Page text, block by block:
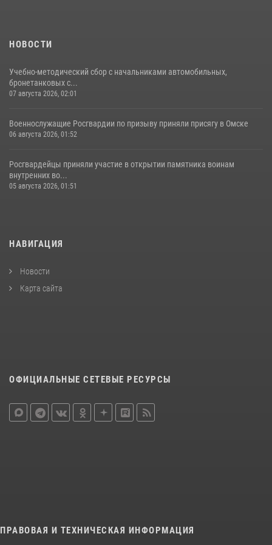
НОВОСТИ
Учебно-методический сбор с начальниками автомобильных,
бронетанковых с...
07 августа 2026, 02:01
Военнослужащие Росгвардии по призыву приняли присягу в Омске
06 августа 2026, 01:52
Росгвардейцы приняли участие в открытии памятника воинам
внутренних во...
05 августа 2026, 01:51
НАВИГАЦИЯ
Новости
Карта сайта
ОФИЦИАЛЬНЫЕ СЕТЕВЫЕ РЕСУРСЫ
ПРАВОВАЯ И ТЕХНИЧЕСКАЯ ИНФОРМАЦИЯ